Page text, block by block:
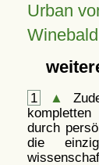
Urban
Winebald
1 ▲
kompletten
durch
die